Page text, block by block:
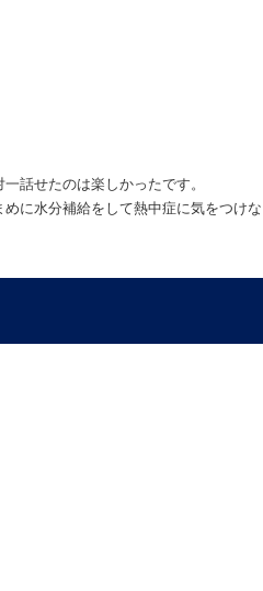
話せたのは楽しかったです。
に水分補給をして熱中症に気をつけな